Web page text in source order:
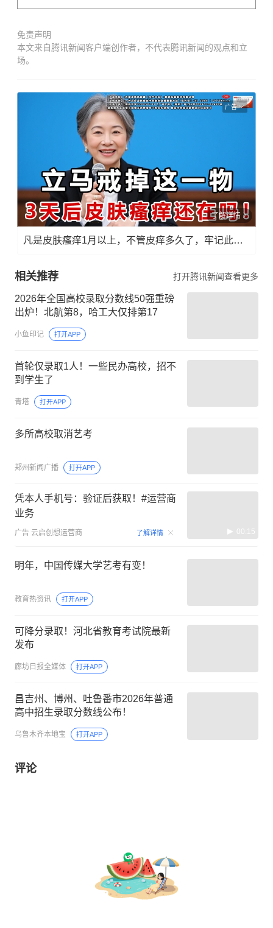
免责声明
本文来自腾讯新闻客户端创作者，不代表腾讯新闻的观点和立
场。
广告
了解详情
凡是皮肤瘙痒1月以上，不管皮痒多久了，牢记此法，快！准！狠！
相关推荐 打开腾讯新闻查看更多
2026年全国高校录取分数线50强重磅
出炉！北航第8，哈工大仅排第17
小鱼印记 打开APP
首轮仅录取1人！一些民办高校，招不
到学生了
青塔 打开APP
多所高校取消艺考
郑州新闻广播 打开APP
凭本人手机号：验证后获取！#运营商
业务
广告 云启创想运营商 了解详情 00:15
明年，中国传媒大学艺考有变！
教育热资讯 打开APP
可降分录取！河北省教育考试院最新
发布
廊坊日报全媒体 打开APP
昌吉州、博州、吐鲁番市2026年普通
高中招生录取分数线公布！
乌鲁木齐本地宝 打开APP
评论